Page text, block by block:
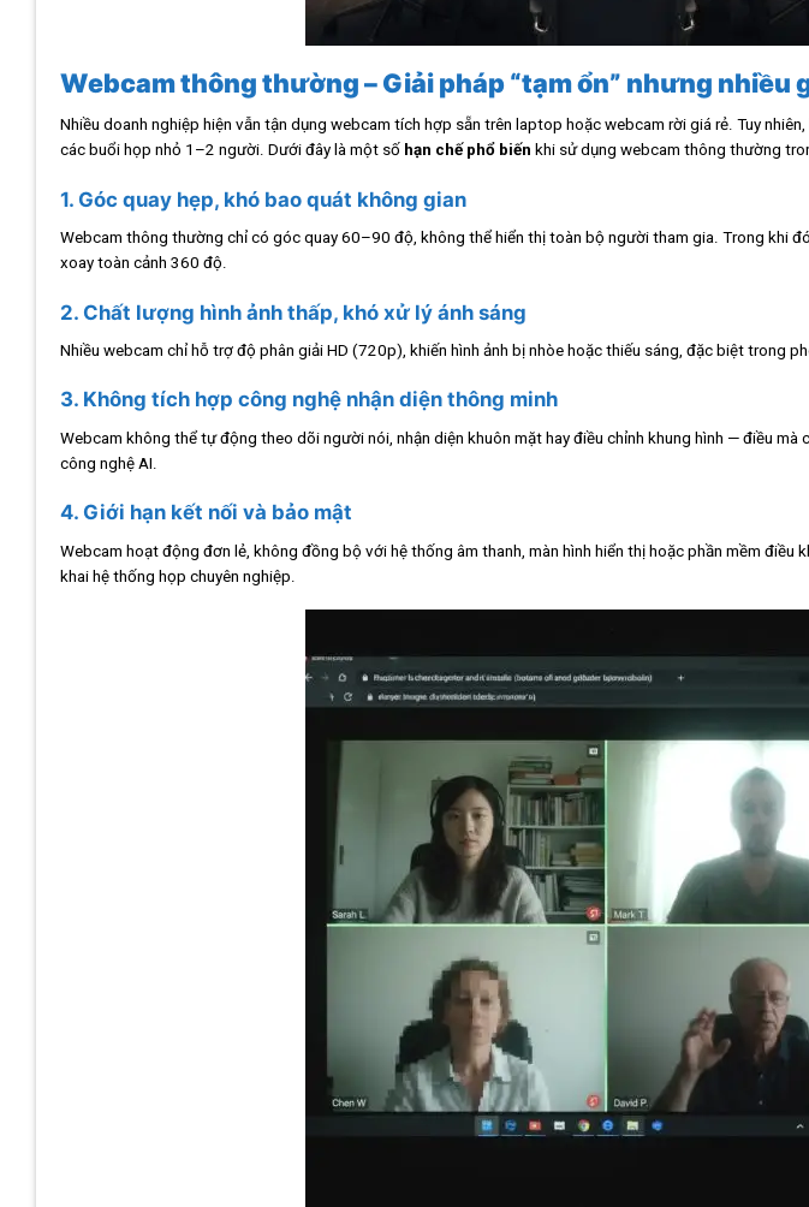
Webcam thông thường – Giải pháp “tạm ổn” nhưng nhiều
Nhiều doanh nghiệp hiện vẫn tận dụng webcam tích hợp sẵn trên laptop hoặc webcam rời giá rẻ. Tuy
các buổi họp nhỏ 1–2 người. Dưới đây là một số hạn chế phổ biến khi sử dụng webcam thông thường
1. Góc quay hẹp, khó bao quát không gian
Webcam thông thường chỉ có góc quay 60–90 độ, không thể hiển thị toàn bộ người tham gia. Trong khi
xoay toàn cảnh 360 độ.
2. Chất lượng hình ảnh thấp, khó xử lý ánh sáng
Nhiều webcam chỉ hỗ trợ độ phân giải HD (720p), khiến hình ảnh bị nhòe hoặc thiếu sáng, đặc biệt trong
3. Không tích hợp công nghệ nhận diện thông minh
Webcam không thể tự động theo dõi người nói, nhận diện khuôn mặt hay điều chỉnh khung hình — điều mà
công nghệ AI.
4. Giới hạn kết nối và bảo mật
Webcam hoạt động đơn lẻ, không đồng bộ với hệ thống âm thanh, màn hình hiển thị hoặc phần mềm điều
khai hệ thống họp chuyên nghiệp.